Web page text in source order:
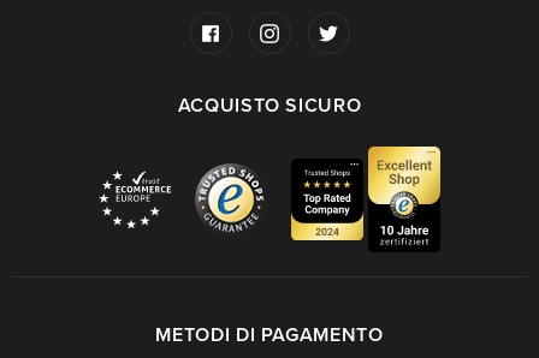
ACQUISTO SICURO
METODI DI PAGAMENTO